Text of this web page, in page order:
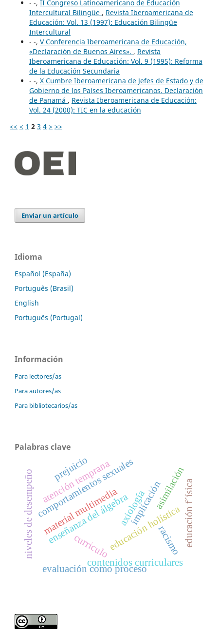
- -, II Congreso Latinoamericano de Educación
Intercultural Bilingüe , Revista Iberoamericana de
Educación: Vol. 13 (1997): Educación Bilingüe
Intercultural
- -, V Conferencia Iberoamericana de Educación,
«Declaración de Buenos Aires». , Revista
Iberoamericana de Educación: Vol. 9 (1995): Reforma
de la Educación Secundaria
- -, X Cumbre Iberoamericana de Jefes de Estado y de
Gobierno de los Países Iberoamericanos. Declaración
de Panamá , Revista Iberoamericana de Educación:
Vol. 24 (2000): TIC en la educación
<< < 1 2 3 4 > >>
Enviar un artículo
Idioma
Español (España)
Português (Brasil)
English
Português (Portugal)
Información
Para lectores/as
Para autores/as
Para bibliotecarios/as
Palabras clave
currículo
implicación
axiología
material multimedia
enseñanza del álgebra
comportamientos sexuales
educación holística
contenidos curriculares
niveles de desempeño educación f´ísica
atención temprana
evaluación como proceso
asimilación
racismo
prejuicio